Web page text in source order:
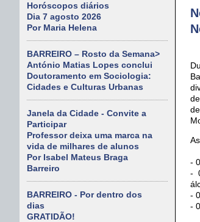
Horóscopos diários
Dia 7 agosto 2026
Por Maria Helena
BARREIRO – Rosto da Semana>
António Matias Lopes conclui
Doutoramento em Sociologia:
Cidades e Culturas Urbanas
Janela da Cidade - Convite a
Participar
Professor deixa uma marca na
vida de milhares de alunos
Por Isabel Mateus Braga
Barreiro
BARREIRO - Por dentro dos
dias
GRATIDÃO!
-
-
-
-